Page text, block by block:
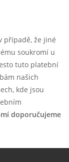
případě, že jiné
soukromí u
tuto platební
našich
kde jsou
doporučujeme